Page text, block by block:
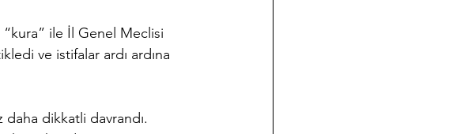
ile İl Genel Meclisi
ve istifalar ardı ardına
daha dikkatli davrandı.